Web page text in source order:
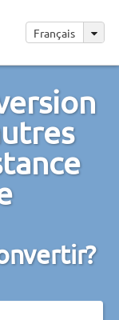
Français